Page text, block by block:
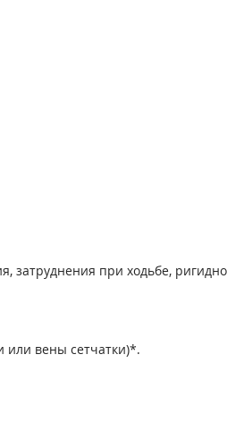
затруднения при ходьбе,
или вены сетчатки)*.